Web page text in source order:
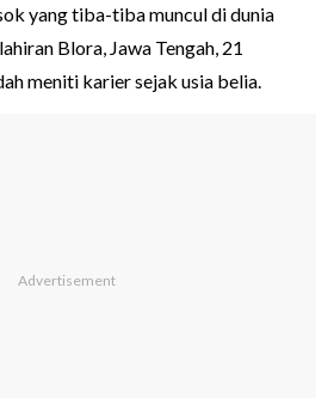
yang tiba-tiba muncul di dunia
Blora, Jawa Tengah, 21
meniti karier sejak usia belia.